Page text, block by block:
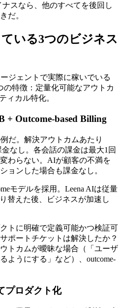
スなら、他のすべてを後回し
だ。
いる3つのビジネス
ジェントで実際に稼いでいる
の特徴：定量化可能なアウトカ
ィカル特化。
+ Outcome-based Billing
だ。解決アウトカムあたり
なし。各会話の課金は最大1回
わらない。AIが顧客の不満を
ョンした場合も課金なし。
モデルを採用。Leena AIは従量
替えた後、ビジネスが加速し
トに明確で定義可能かつ検証可
ポートチケットは解決したか？
トカムが曖昧な場合（「ユーザ
ようにする」など）、outcome-
プロダクト化